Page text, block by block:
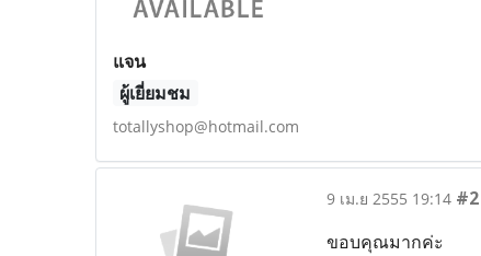
แจน
ผู้เยี่ยมชม
totallyshop@hotmail.com
9 เม.ย 2555 19:14 #2
ขอบคุณมากค่ะ